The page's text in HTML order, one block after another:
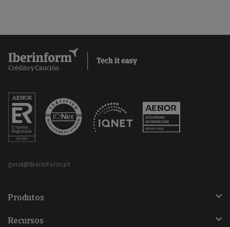
geral@iberinform.pt
Produtos
Recursos